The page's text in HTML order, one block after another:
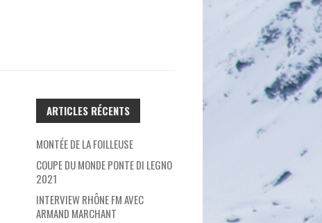
ARTICLES RÉCENTS
MONTÉE DE LA FOILLEUSE
COUPE DU MONDE PONTE DI LEGNO
2021
INTERVIEW RHÔNE FM AVEC
ARMAND MARCHANT